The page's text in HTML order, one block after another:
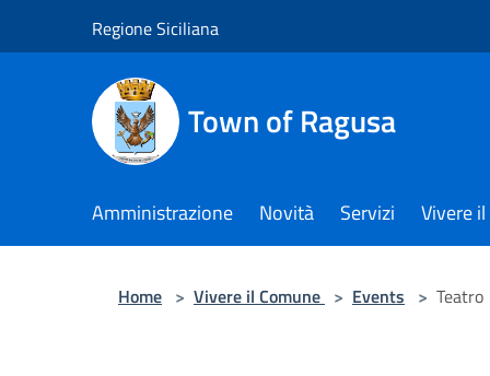
Regione Siciliana
Town of Ragusa
Amministrazione Novità Servizi Vivere
Home > Vivere il Comune > Events > Teatro